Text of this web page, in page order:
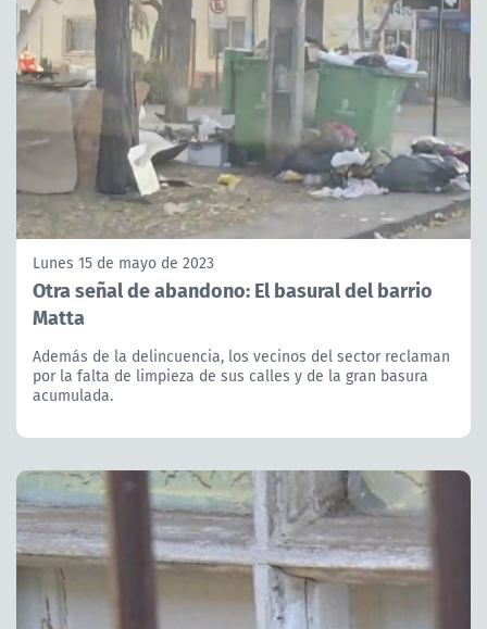
Lunes 15 de mayo de 2023
Otra señal de abandono: El basural del barrio
Matta
Además de la delincuencia, los vecinos del sector reclaman
por la falta de limpieza de sus calles y de la gran basura
acumulada.